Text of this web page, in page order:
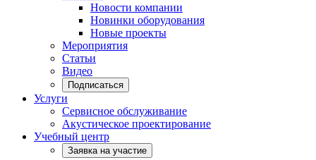
Новости компании
Новинки оборудования
Новые проекты
Мероприятия
Статьи
Видео
Подписаться
Услуги
Сервисное обслуживание
Акустическое проектирование
Учебный центр
Заявка на участие